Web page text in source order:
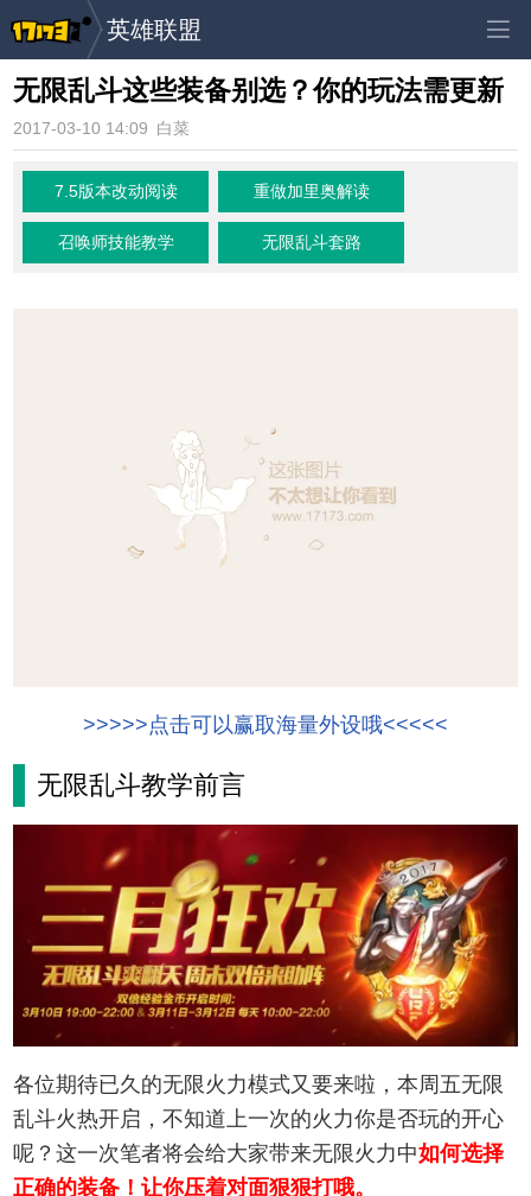
英雄联盟
无限乱斗这些装备别选？你的玩法需更新
2017-03-10 14:09 白菜
7.5版本改动阅读 重做加里奥解读
召唤师技能教学 无限乱斗套路
>>>>>点击可以赢取海量外设哦<<<<<
无限乱斗教学前言
各位期待已久的无限火力模式又要来啦，本周五无限
乱斗火热开启，不知道上一次的火力你是否玩的开心
呢？这一次笔者将会给大家带来无限火力中如何选择
正确的装备！让你压着对面狠狠打哦。